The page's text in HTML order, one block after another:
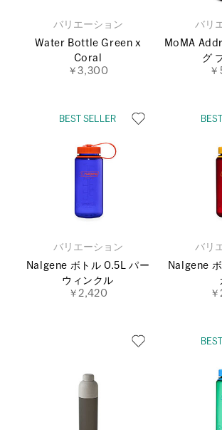
バリエーション
Water Bottle Green x
Coral
￥3,300
バリ
MoMA
グ
バリエーション
Nalgene ボトル 0.5L パー
ウィンクル
￥2,420
バリ
Nalgene